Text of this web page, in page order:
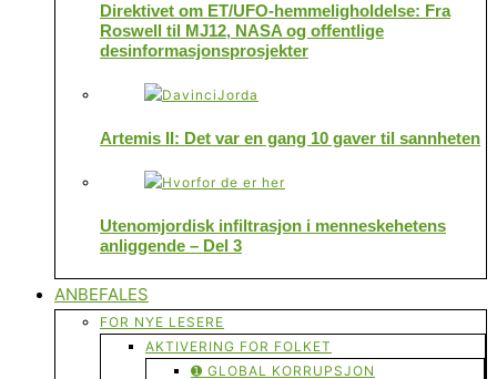
Direktivet om ET/UFO-hemmeligholdelse: Fra
Roswell til MJ12, NASA og offentlige
desinformasjonsprosjekter
Artemis II: Det var en gang 10 gaver til sannheten
Utenomjordisk infiltrasjon i menneskehetens
anliggende – Del 3
ANBEFALES
FOR NYE LESERE
AKTIVERING FOR FOLKET
➊ GLOBAL KORRUPSJON